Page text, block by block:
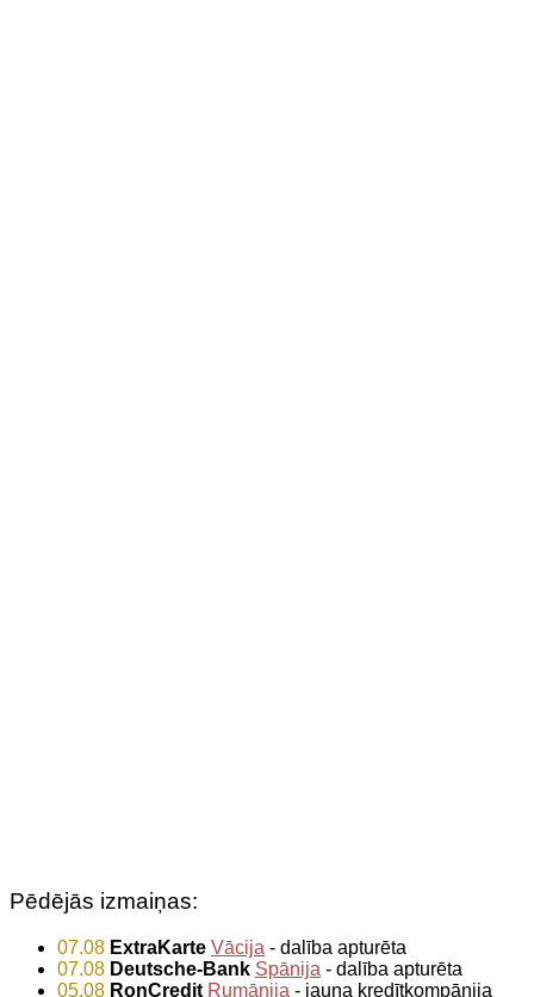
Pēdējās izmaiņas:
07.08 ExtraKarte Vācija - dalība apturēta
07.08 Deutsche-Bank Spānija - dalība apturēta
05.08 RonCredit Rumānija - jauna kredītkompānija